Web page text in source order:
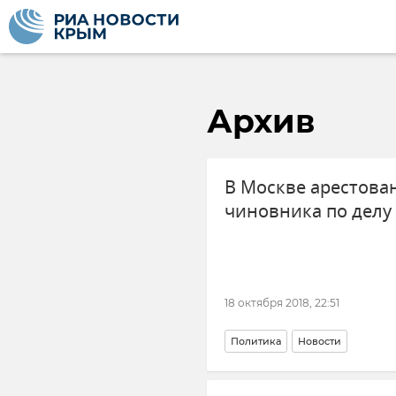
Архив
В Москве
чиновника по
18 октября 2018, 22:51
Политика Новости